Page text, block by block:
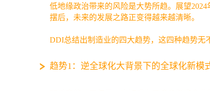
低地缘政治带来的风险是大势所趋。展望
摆后，未来的发展之路正变得越来越清晰。
DDI总结出制造业的四大趋势，这四种趋势无
趋势1：逆全球化大背景下的全球化新模